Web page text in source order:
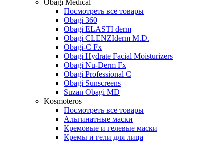
Obagi Medical
Посмотреть все товары
Obagi 360
Obagi ELASTI derm
Obagi CLENZIderm M.D.
Obagi-C Fx
Obagi Hydrate Facial Moisturizers
Obagi Nu-Derm Fx
Obagi Professional C
Obagi Sunscreens
Suzan Obagi MD
Kosmoteros
Посмотреть все товары
Альгинатные маски
Кремовые и гелевые маски
Кремы и гели для лица